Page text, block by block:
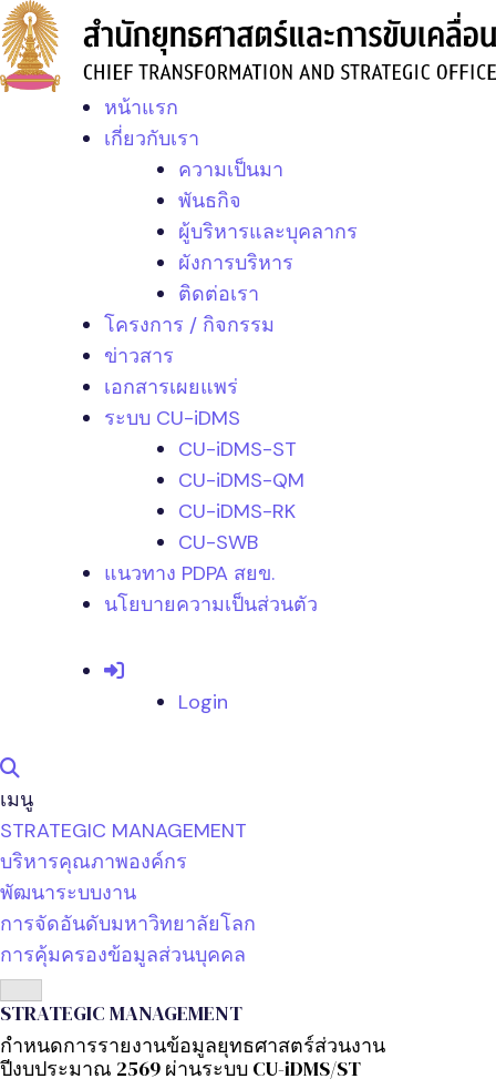
Skip
to
content
หน้าแรก
เกี่ยวกับเรา
ความเป็นมา
พันธกิจ
ผู้บริหารและบุคลากร
ผังการบริหาร
ติดต่อเรา
โครงการ / กิจกรรม
ข่าวสาร
เอกสารเผยแพร่
ระบบ CU-iDMS
CU-iDMS-ST
CU-iDMS-QM
CU-iDMS-RK
CU-SWB
แนวทาง PDPA สยข.
นโยบายความเป็นส่วนตัว
Login
เมนู
STRATEGIC MANAGEMENT
บริหารคุณภาพองค์กร
พัฒนาระบบงาน
การจัดอันดับมหาวิทยาลัยโลก
การคุ้มครองข้อมูลส่วนบุคคล
STRATEGIC MANAGEMENT
กำหนดการรายงานข้อมูลยุทธศาสตร์ส่วนงาน
ปีงบประมาณ 2569 ผ่านระบบ CU-iDMS/ST